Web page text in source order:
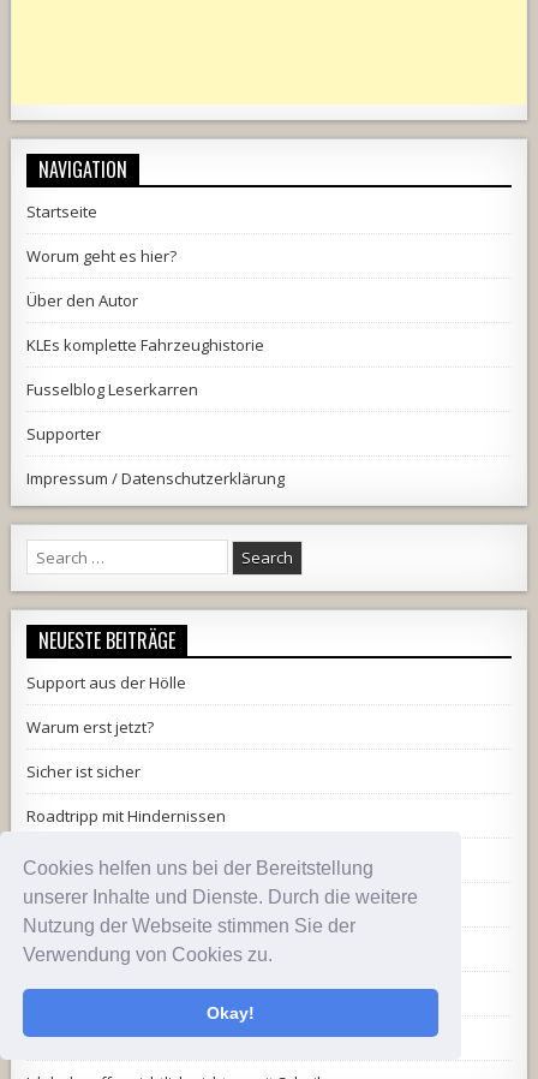
Cookies helfen uns bei der Bereitstellung
unserer Inhalte und Dienste. Durch die weitere
Nutzung der Webseite stimmen Sie der
Verwendung von Cookies zu.
Okay!
NAVIGATION
Startseite
Worum geht es hier?
Über den Autor
KLEs komplette Fahrzeughistorie
Fusselblog Leserkarren
Supporter
Impressum / Datenschutzerklärung
Search
for:
NEUESTE BEITRÄGE
Support aus der Hölle
Warum erst jetzt?
Sicher ist sicher
Roadtripp mit Hindernissen
Frischzellenkur für Paula
Hat sich mächtig gewehrt
Und schon regt sich der eine oder andere auf
Ich und Elektrik
Freie Sicht